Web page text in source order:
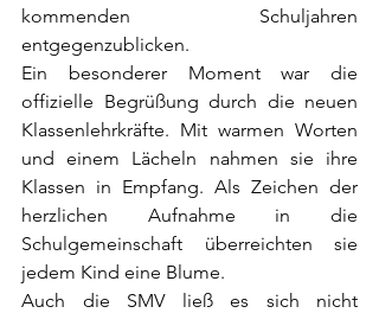
kommenden Schuljahren
entgegenzublicken.
Ein besonderer Moment war die
offizielle Begrüßung durch die neuen
Klassenlehrkräfte. Mit warmen Worten
und einem Lächeln nahmen sie ihre
Klassen in Empfang. Als Zeichen der
herzlichen Aufnahme in die
Schulgemeinschaft überreichten sie
jedem Kind eine Blume.
Auch die SMV ließ es sich nicht